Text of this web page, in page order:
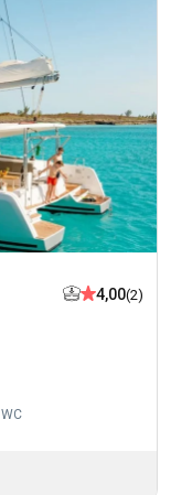
4,00(2)
WC